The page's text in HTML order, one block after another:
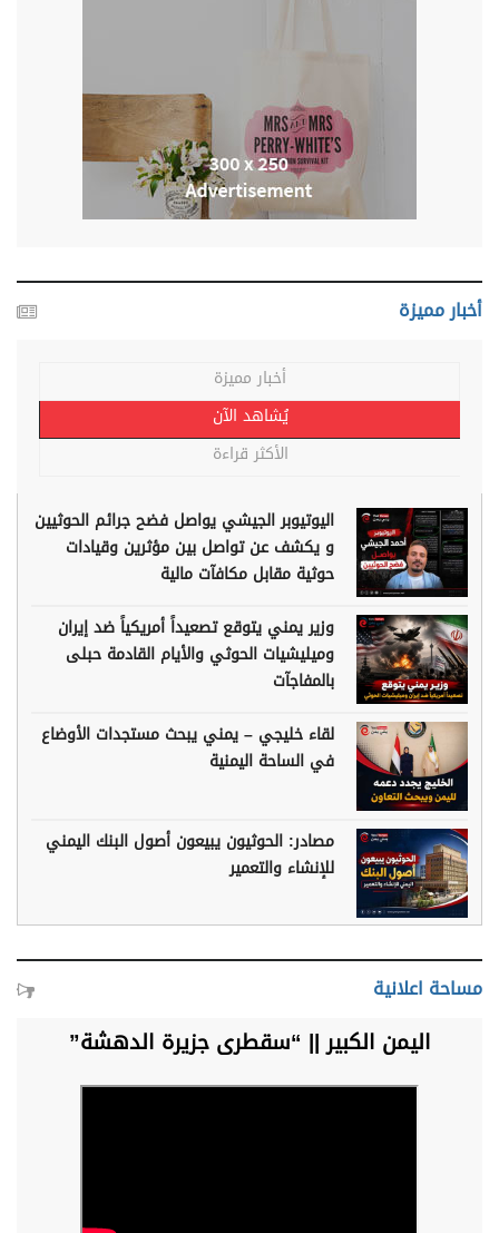
أخبار مميزة
أخبار مميزة
يُشاهد الآن
الأكثر قراءة
اليوتيوبر الجيشي يواصل فضح جرائم الحوثيين
و يكشف عن تواصل بين مؤثرين وقيادات
حوثية مقابل مكافآت مالية
وزير يمني يتوقع تصعيداً أمريكياً ضد إيران
وميليشيات الحوثي والأيام القادمة حبلى
بالمفاجآت
لقاء خليجي – يمني يبحث مستجدات الأوضاع
في الساحة اليمنية
مصادر: الحوثيون يبيعون أصول البنك اليمني
للإنشاء والتعمير
مساحة اعلانية
اليمن الكبير || “سقطرى جزيرة الدهشة”